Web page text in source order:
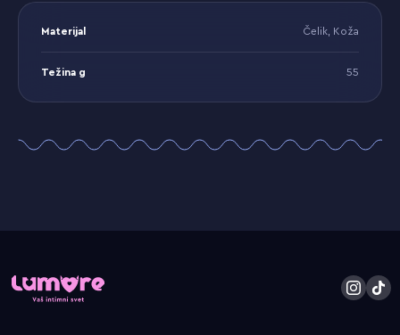
Materijal Čelik, Koža
Težina g 55